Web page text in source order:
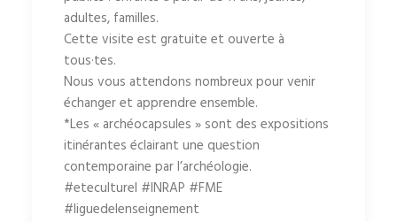
adultes, familles.
Cette visite est gratuite et ouverte à
tous·tes.
Nous vous attendons nombreux pour venir
échanger et apprendre ensemble.
*Les « archéocapsules » sont des expositions
itinérantes éclairant une question
contemporaine par l’archéologie.
#eteculturel #INRAP #FME
#liguedelenseignement